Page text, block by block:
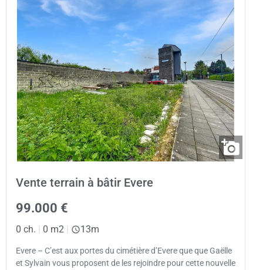
Vente terrain à bâtir Evere
99.000 €
0 ch. | 0 m2 | 13m
Evere – C’est aux portes du cimétière d’Evere que que Gaëlle
et Sylvain vous proposent de les rejoindre pour cette nouvelle